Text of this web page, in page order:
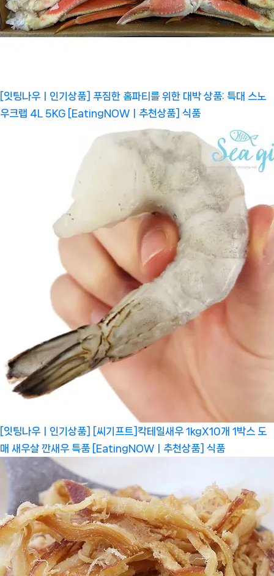
[잇팅나우ㅣ인기상품] 푸짐한 홈파티를 위한 대박 상품: 특대 스노
우크랩 4L 5KG [EatingNOWㅣ추천상품]
식품
[잇팅나우ㅣ인기상품] [씨기프트]칵테일새우 1kgX10개 1박스 도
매 새우살 깐새우 특품 [EatingNOWㅣ추천상품]
식품